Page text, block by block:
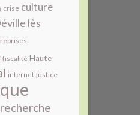
crise culture
lès
fiscalité Haute
internet justice
recherche